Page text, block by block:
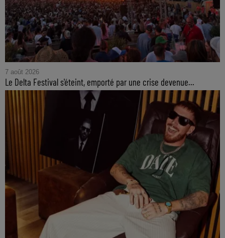
7 août 2026
Le Delta Festival s'éteint, emporté par une crise devenue...